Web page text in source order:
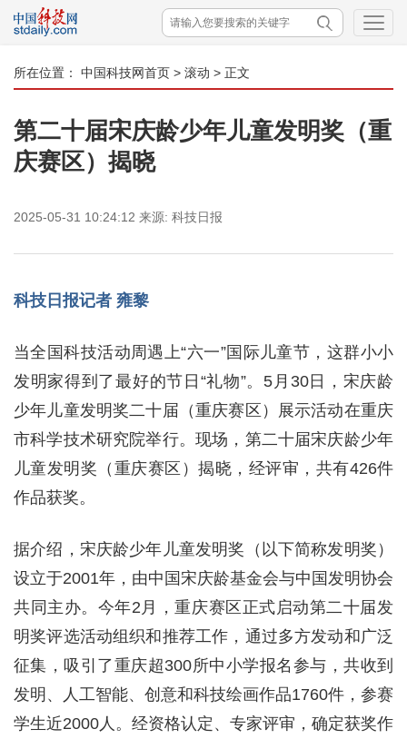
所在位置： 中国科技网首页 > 滚动 > 正文
第二十届宋庆龄少年儿童发明奖（重
庆赛区）揭晓
2025-05-31 10:24:12 来源: 科技日报
科技日报记者 雍黎
当全国科技活动周遇上“六一”国际儿童节，这群小小
发明家得到了最好的节日“礼物”。5月30日，宋庆龄
少年儿童发明奖二十届（重庆赛区）展示活动在重庆
市科学技术研究院举行。现场，第二十届宋庆龄少年
儿童发明奖（重庆赛区）揭晓，经评审，共有426件
作品获奖。
据介绍，宋庆龄少年儿童发明奖（以下简称发明奖）
设立于2001年，由中国宋庆龄基金会与中国发明协会
共同主办。今年2月，重庆赛区正式启动第二十届发
明奖评选活动组织和推荐工作，通过多方发动和广泛
征集，吸引了重庆超300所中小学报名参与，共收到
发明、人工智能、创意和科技绘画作品1760件，参赛
学生近2000人。经资格认定、专家评审，确定获奖作